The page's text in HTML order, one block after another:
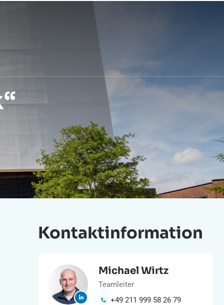
Kontaktinformation
Michael Wirtz
Teamleiter
+49 211 999 58 26 79